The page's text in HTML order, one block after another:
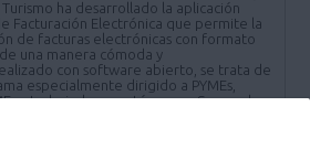
Turismo ha desarrollado la aplicación
Facturación Electrónica que permite la
de facturas electrónicas con formato
una manera cómoda y
con software abierto, se trata de
especialmente dirigido a PYMEs,
y trabajadores autónomos. Se puede